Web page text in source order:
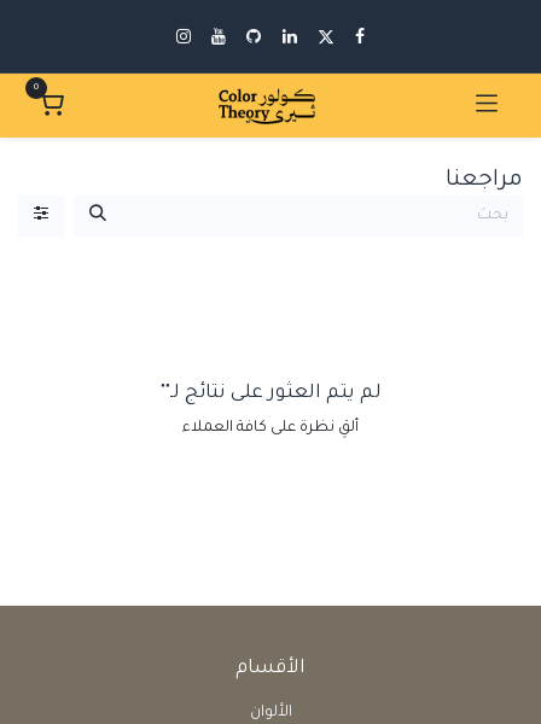
0
مراجعنا
لم يتم العثور على نتائج لـ""
ألقِ نظرة على كافة العملاء
الأقسام
الألوان